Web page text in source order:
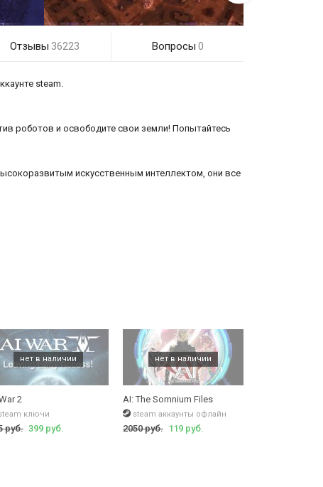
Отзывы 36223 Вопросы 0
steam.
роботов и освободите свои земли! Попытайтесь
искусственным интеллектом, они все
2
ключи
руб. 399 руб.
AI: The Somnium Files
steam аккаунты офлайн
2050 руб. 119 руб.